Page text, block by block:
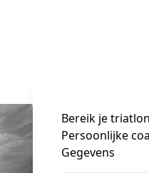
Bereik je
Persoonlijke
Gegevens